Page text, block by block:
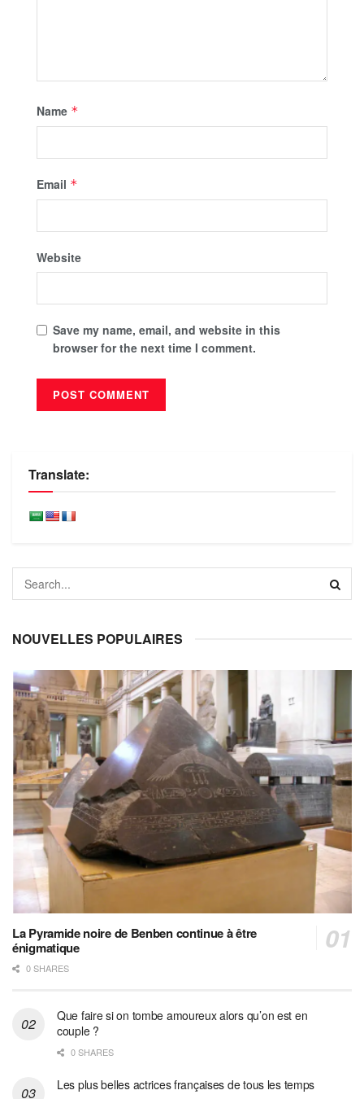
Name *
Email *
Website
Save my name, email, and website in this
browser for the next time I comment.
Translate:
NOUVELLES POPULAIRES
La Pyramide noire de Benben continue à être
énigmatique
0 SHARES
Que faire si on tombe amoureux alors qu’on est en
couple ?
0 SHARES
Les plus belles actrices françaises de tous les temps